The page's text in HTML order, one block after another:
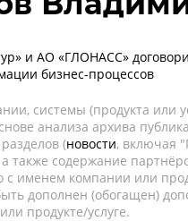
и АО «ГЛОНАСС»
бизнес-процессов
системы (продукта или
анализа архива
(новости, включая
также содержание
с именем компании или
дополнен (обогащен)
продукте/услуге.